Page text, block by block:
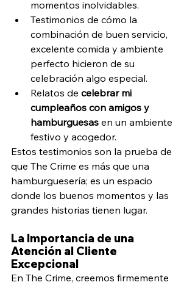
momentos inolvidables.
Testimonios de cómo la
combinación de buen servicio,
excelente comida y ambiente
perfecto hicieron de su
celebración algo especial.
Relatos de celebrar mi
cumpleaños con amigos y
hamburguesas en un ambiente
festivo y acogedor.
Estos testimonios son la prueba de
que The Crime es más que una
hamburguesería; es un espacio
donde los buenos momentos y las
grandes historias tienen lugar.
La Importancia de una
Atención al Cliente
Excepcional
En The Crime, creemos firmemente